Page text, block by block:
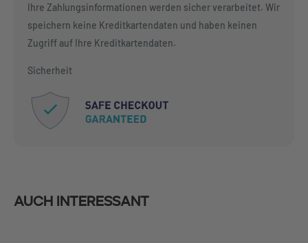
Ihre Zahlungsinformationen werden sicher verarbeitet. Wir
speichern keine Kreditkartendaten und haben keinen
Zugriff auf Ihre Kreditkartendaten.
Sicherheit
Auch interessant